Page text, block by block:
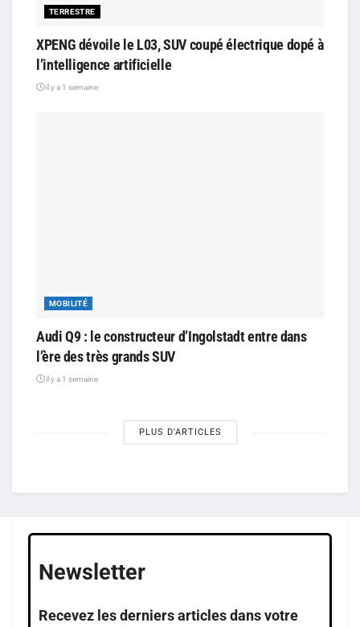
TERRESTRE
XPENG dévoile le L03, SUV coupé électrique dopé à
l’intelligence artificielle
il y a 1 semaine
MOBILITÉ
Audi Q9 : le constructeur d’Ingolstadt entre dans
l’ère des très grands SUV
il y a 1 semaine
PLUS D'ARTICLES
Newsletter
Recevez les derniers articles dans votre